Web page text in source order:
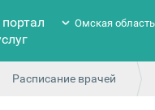
Омская область
Расписание врачей